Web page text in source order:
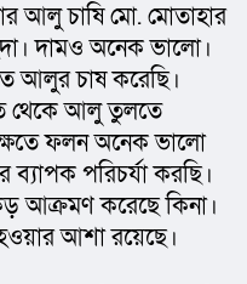
আলু চাষি মো. মোতাহার
দামও অনেক ভালো।
আলুর চাষ করেছি।
থেকে আলু তুলতে
ফলন অনেক ভালো
পরিচর্যা করছি।
আক্রমণ করেছে কিনা।
আশা রয়েছে।